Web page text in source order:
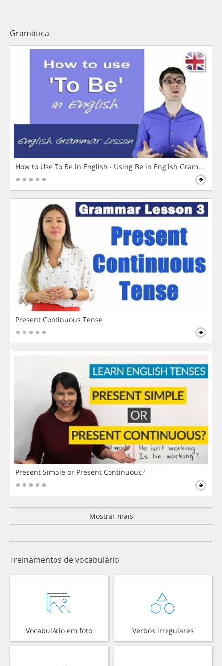
Gramática
How to Use To Be in English - Using Be in English Grammar
Present Continuous Tense
Present Simple or Present Continuous?
Mostrar mais
Treinamentos de vocabulário
Vocabulário em foto Verbos irregulares